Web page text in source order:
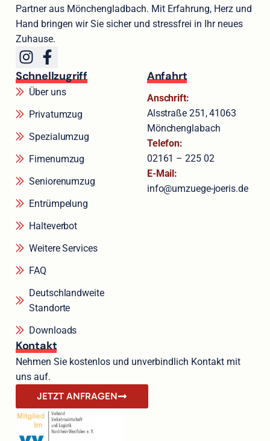
Partner aus Mönchengladbach. Mit Erfahrung, Herz und
Hand bringen wir Sie sicher und stressfrei in Ihr neues
Zuhause.
Schnellzugriff
Über uns
Privatumzug
Spezialumzug
Fimenumzug
Seniorenumzug
Entrümpelung
Halteverbot
Weitere Services
FAQ
Deutschlandweite
Standorte
Downloads
Anfahrt
Anschrift:
Alsstraße 251, 41063
Mönchenglabach
Telefon:
02161 – 225 02
E-Mail:
info@umzuege-joeris.de
Kontakt
Nehmen Sie kostenlos und unverbindlich Kontakt mit
uns auf.
JETZT ANFRAGEN